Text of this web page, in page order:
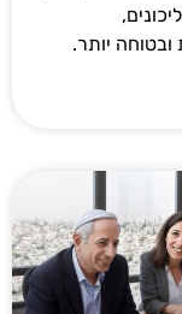
יותר.